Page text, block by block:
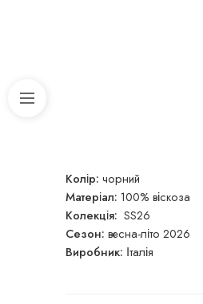
Колір: чорний
Матеріал: 100% віскоза
Колекція: SS26
Сезон: весна-літо 2026
Виробник: Італія